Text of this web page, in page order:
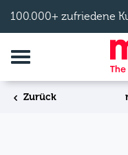
100.000+ zufriedene
Navigation
Zurück